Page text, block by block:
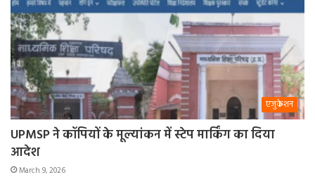
एजुकेशन
UPMSP ने कॉपियों के मूल्यांकन में स्टेप मार्किंग का दिया
आदेश
March 9, 2026